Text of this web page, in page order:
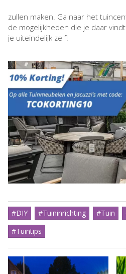
zullen maken. Ga naar het
de mogelijkheden die je daar
je uiteindelijk zelf!
#DIY #Tuininrichting #Tuin
#Tuintips